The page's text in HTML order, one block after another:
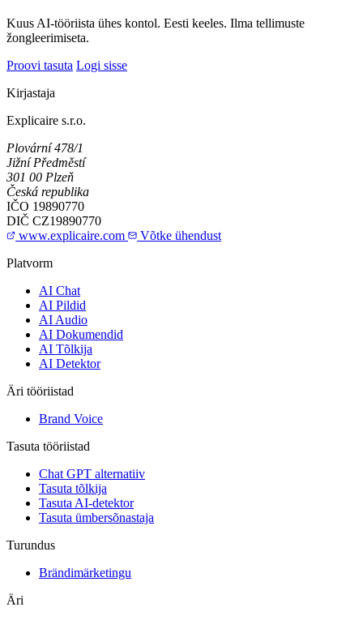
Kuus AI-tööriista ühes kontol. Eesti keeles. Ilma tellimuste
žongleerimiseta.
Proovi tasuta Logi sisse
Kirjastaja
Explicaire s.r.o.
Plovární 478/1
Jižní Předměstí
301 00 Plzeň
Česká republika
IČO 19890770
DIČ CZ19890770
www.explicaire.com
Võtke ühendust
Platvorm
AI Chat
AI Pildid
AI Audio
AI Dokumendid
AI Tõlkija
AI Detektor
Äri tööriistad
Brand Voice
Tasuta tööriistad
Chat GPT alternatiiv
Tasuta tõlkija
Tasuta AI-detektor
Tasuta ümbersõnastaja
Turundus
Brändimärketingu
Äri